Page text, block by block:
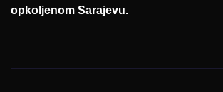
opkoljenom Sarajevu.